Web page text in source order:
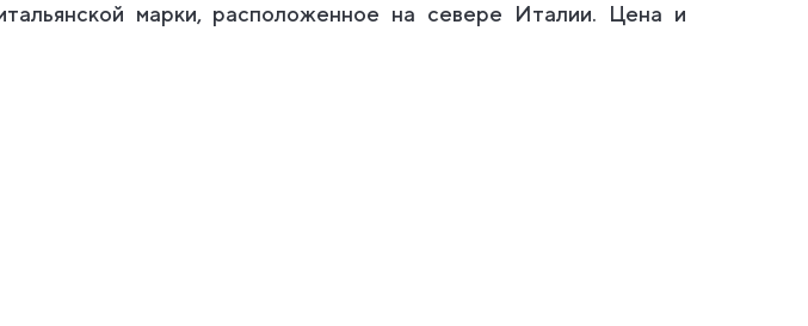
марки, расположенное на севере Италии. Цена и